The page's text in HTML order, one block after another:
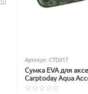
Артикул: CTD017
Сумка EVA для
Carptoday Aqua
System